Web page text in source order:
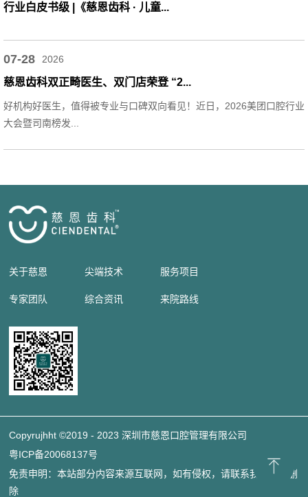
行业白皮书级 |《慈恩齿科 · 儿童...
07-28 2026
慈恩齿科双正畸医生、双门店荣登 “2...
好机构好医生，值得被专业与口碑双向看见！近日，2026美团口腔行业
大会暨司南榜发...
关于慈恩 尖端技术 服务项目
专家团队 综合资讯 来院路线
Copyrujhht ©2019 - 2023 深圳市慈恩口腔管理有限公司
粤ICP备20068137号
免责申明：本站部分内容来源互联网，如有侵权，请联系我们立即删
除